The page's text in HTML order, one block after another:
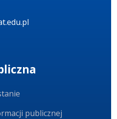
publicznej